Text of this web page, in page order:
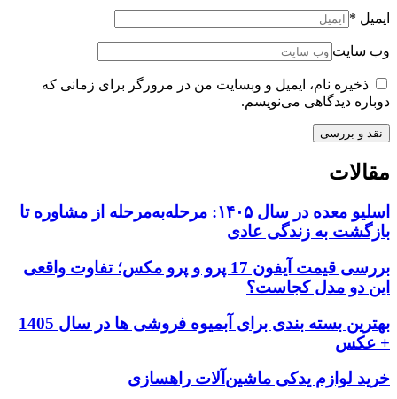
ایمیل *
وب سایت
ذخیره نام، ایمیل و وبسایت من در مرورگر برای زمانی که
دوباره دیدگاهی می‌نویسم.
مقالات
اسلیو معده در سال ۱۴۰۵: مرحله‌به‌مرحله از مشاوره تا
بازگشت به زندگی عادی
بررسی قیمت آیفون 17 پرو و پرو مکس؛ تفاوت واقعی
این دو مدل کجاست؟
بهترین بسته بندی برای آبمیوه فروشی ها در سال 1405
+ عکس
خرید لوازم یدکی ماشین‌آلات راهسازی